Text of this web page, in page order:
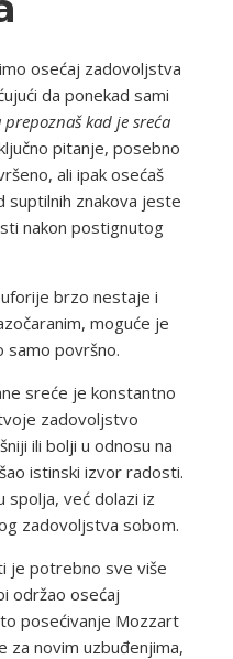
osećaj zadovoljstva
da ponekad sami
prepoznaš kad je sreća
pitanje, posebno
ali ipak osećaš
suptilnih znakova jeste
nakon postignutog
brzo nestaje i
moguće je
površno.
sreće je konstantno
zadovoljstvo
ili bolji u odnosu na
istinski izvor radosti.
spolja, već dolazi iz
zadovoljstva sobom.
je potrebno sve više
održao osećaj
posećivanje Mozzart
za novim uzbuđenjima,